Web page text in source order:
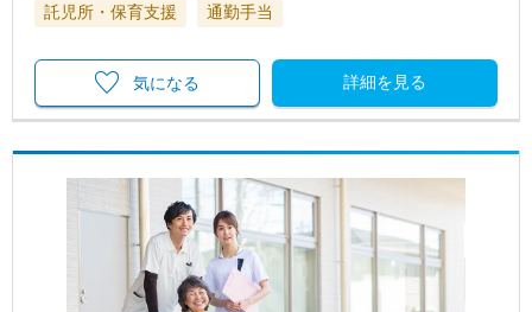
託児所・保育支援 通勤手当
詳細を見る
気になる